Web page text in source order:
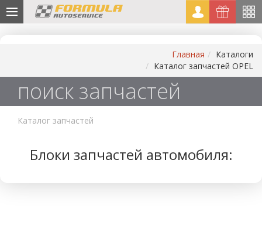
Главная
Каталоги
Каталог запчастей OPEL
поиск запчастей
Каталог запчастей
Блоки запчастей автомобиля: